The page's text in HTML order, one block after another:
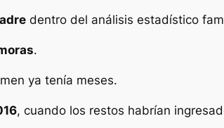
dentro del análisis estadístico
.
ya tenía meses.
, cuando los restos habrían